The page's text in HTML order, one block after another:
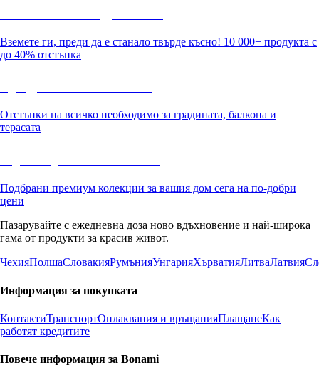
Вземете ги, преди да е станало твърде късно! 10 000+ продукта с
до 40% отстъпка
Отстъпки на всичко необходимо за градината, балкона и
терасата
Подбрани премиум колекции за вашия дом сега на по-добри
цени
Пазарувайте с ежедневна доза ново вдъхновение и най-широка
гама от продукти за красив живот.
ЧехияПолшаСловакияРумънияУнгарияХърватияЛитваЛатвия
Информация за покупката
КонтактиТранспортОплаквания и връщанияПлащанеКак
работят кредитите
Повече информация за Bonami